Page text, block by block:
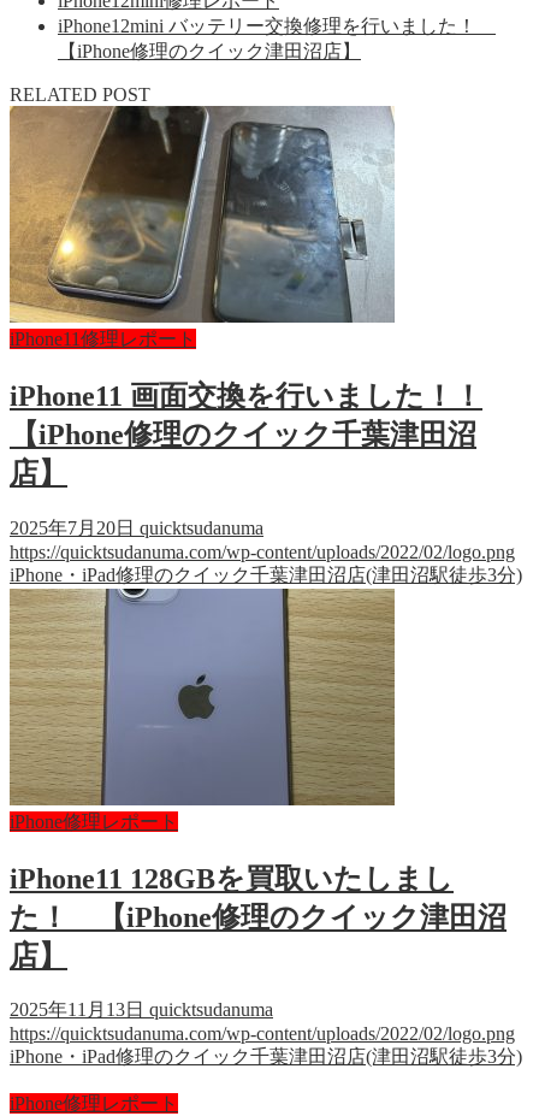
iPhone12mini バッテリー交換修理を行いました！
【iPhone修理のクイック津田沼店】
RELATED POST
iPhone11修理レポート
iPhone11 画面交換を行いました！！
【iPhone修理のクイック千葉津田沼
店】
2025年7月20日 quicktsudanuma
https://quicktsudanuma.com/wp-content/uploads/2022/02/logo.png
iPhone・iPad修理のクイック千葉津田沼店(津田沼駅徒歩3分)
iPhone修理レポート
iPhone11 128GBを買取いたしまし
た！ 【iPhone修理のクイック津田沼
店】
2025年11月13日 quicktsudanuma
https://quicktsudanuma.com/wp-content/uploads/2022/02/logo.png
iPhone・iPad修理のクイック千葉津田沼店(津田沼駅徒歩3分)
iPhone修理レポート